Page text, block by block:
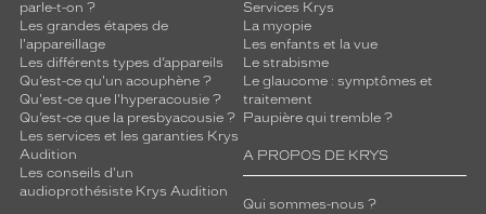
parle-t-on ?
Les grandes étapes de
l'appareillage
Les différents types d’appareils
Qu’est-ce qu'un acouphène ?
Qu'est-ce que l'hyperacousie ?
Qu’est-ce que la presbyacousie ?
Les services et les garanties Krys
Audition
Les conseils d'un
audioprothésiste Krys Audition
Services Krys
La myopie
Les enfants et la vue
Le strabisme
Le glaucome : symptômes et
traitement
Paupière qui tremble ?
A PROPOS DE KRYS
Qui sommes-nous ?